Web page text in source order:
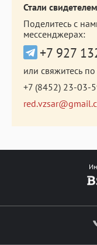
Стали
Поделитесь с
мессенджерах:
+7 927
или свяжитесь
+7 (8452) 23-03-